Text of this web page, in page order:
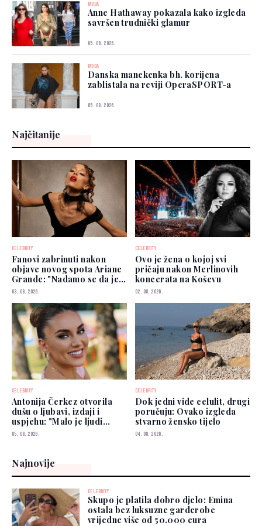
MODA
Anne Hathaway pokazala kako izgleda
savršen trudnički glamur
05. 08. 2026.
MODA
Danska manekenka bh. korijena
zablistala na reviji OperaSPORT-a
05. 08. 2026.
Najčitanije
CELEBRITY
Fanovi zabrinuti nakon
objave novog spota Ariane
Grande: "Nadamo se da je
dobro"
03. 08. 2026.
CELEBRITY
Ovo je žena o kojoj svi
pričaju nakon Merlinovih
koncerata na Koševu
02. 08. 2026.
CELEBRITY
Antonija Čerkez otvorila
dušu o ljubavi, izdaji i
uspjehu: "Malo je ljudi
kojima možete vjerovati"
05. 08. 2026.
CELEBRITY
Dok jedni vide celulit, drugi
poručuju: Ovako izgleda
stvarno žensko tijelo
04. 08. 2026.
Najnovije
CELEBRITY
Skupo je platila dobro djelo: Emina
ostala bez luksuzne garderobe
vrijedne više od 50.000 eura